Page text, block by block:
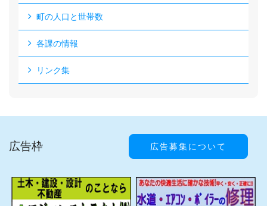
町の人口と世帯数
各課の情報
リンク集
広告枠 広告募集について